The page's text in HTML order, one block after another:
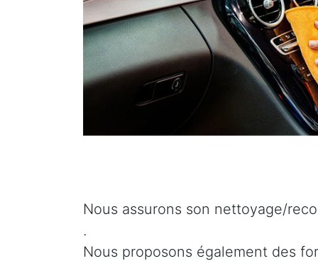
Nous assurons son nettoyage/
.
Nous proposons également des